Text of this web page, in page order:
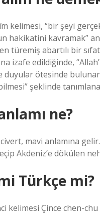
kelimesi, “bir şeyi
hakikatini kavramak”
türemiş abartılı bir
izafe edildiğinde,
duyular ötesinde
şeklinde
ne?
mavi anlamına
Akdeniz’e dökülen
Türkçe mi?
kelimesi Çince chen-